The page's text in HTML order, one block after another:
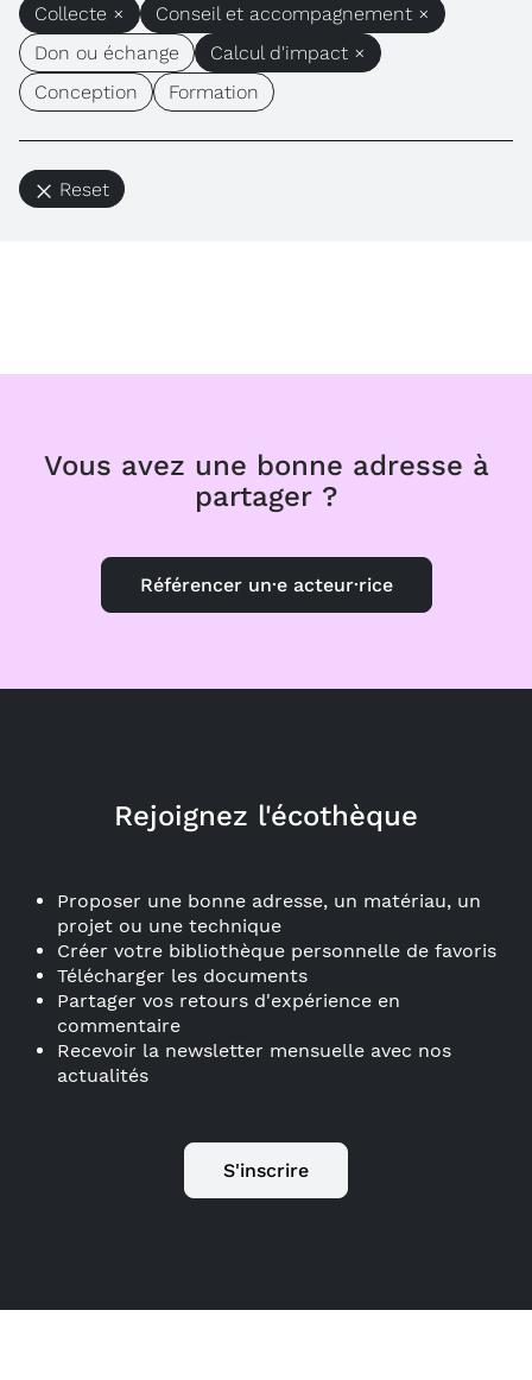
Collecte ×
Conseil et accompagnement ×
Don ou échange
Calcul d'impact ×
Conception
Formation
Reset
Vous avez une bonne adresse à
partager ?
Référencer un·e acteur·rice
Rejoignez l'écothèque
Proposer une bonne adresse, un matériau, un
projet ou une technique
Créer votre bibliothèque personnelle de favoris
Télécharger les documents
Partager vos retours d'expérience en
commentaire
Recevoir la newsletter mensuelle avec nos
actualités
S'inscrire